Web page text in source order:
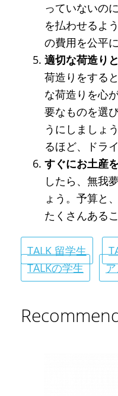
っていないの
を払わせるよ
の費用を公平
適切な荷造り
荷造りをする
な荷造りを心
要なものを選
うにしましょ
るほど、ドラ
すぐにお土産
したら、無我
ょう。予算と
たくさんある
TALK 留学生
TALKの学生